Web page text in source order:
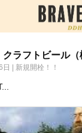
クラフトビール
日 | 新規開栓！！